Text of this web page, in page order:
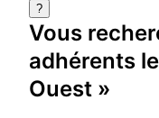
?
Vous
adhérents
Ouest »